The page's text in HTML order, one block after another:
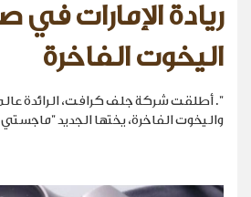
ريادة الإمارات في
اليخوت الفاخرة
". أطلقت شركة جلف كرافت، الرائدة
واليخوت الفاخرة، يختها الجديد "ماجستي 145